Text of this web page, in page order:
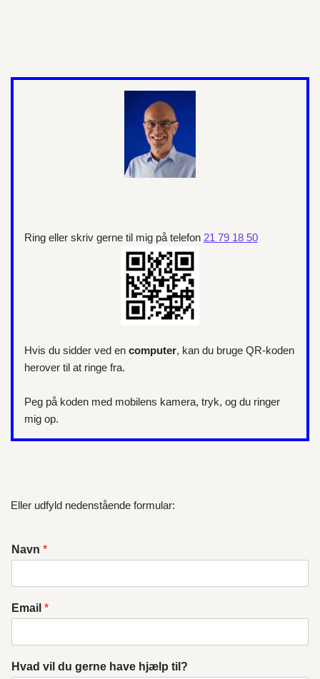
Ring eller skriv gerne til mig på telefon 21 79 18 50
Hvis du sidder ved en computer, kan du bruge QR-koden
herover til at ringe fra.
Peg på koden med mobilens kamera, tryk, og du ringer
mig op.
Eller udfyld nedenstående formular:
Navn *
Email *
Hvad vil du gerne have hjælp til?